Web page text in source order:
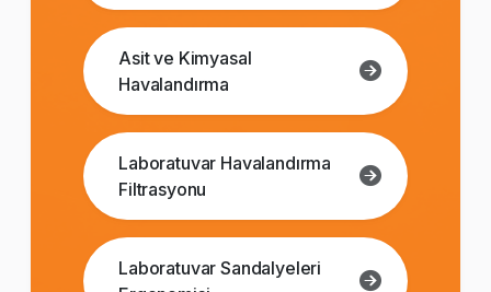
Asit ve Kimyasal
Havalandırma
Laboratuvar Havalandırma
Filtrasyonu
Laboratuvar Sandalyeleri